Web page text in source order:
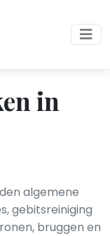
in
algemene
gebitsreiniging
bruggen en